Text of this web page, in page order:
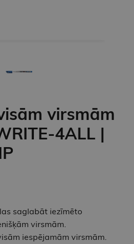
virsmām
4ALL |
saglabāt iezīmēto
virsmām.
iespējamām virsmām.